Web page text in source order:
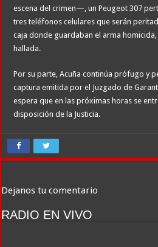
escena del crimen—, un Peugeot 307
tres teléfonos celulares que serán
caja donde guardaban el arma
hallada.
Por su parte, Acuña continúa prófugo y
captura emitida por el Juzgado de
espera que en las próximas horas se
disposición de la Justicia.
Dejanos tu comentario
RADIO EN VIVO